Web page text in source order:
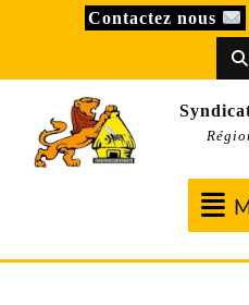
Contactez nous